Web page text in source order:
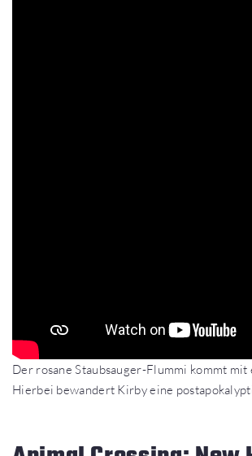
Der rosane Staubsauger-Flummi kommt
Hierbei bewandert Kirby eine